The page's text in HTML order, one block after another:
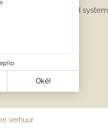
Sonos sound system
verhuur